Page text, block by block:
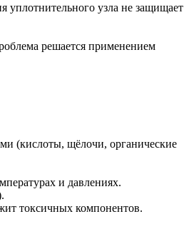
уплотнительного узла не защищает
решается применением
(кислоты, щёлочи, органические
и давлениях.
токсичных компонентов.